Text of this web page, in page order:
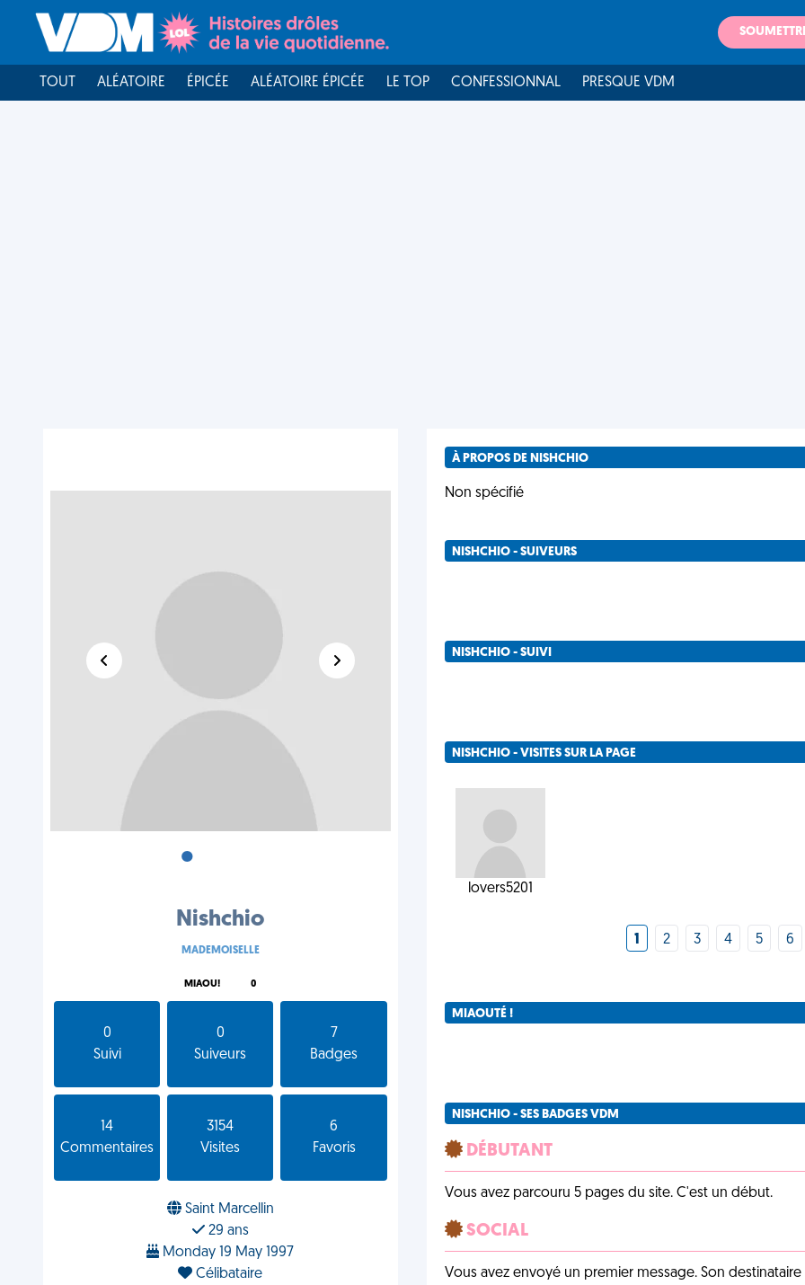
TOUT ALÉATOIRE ÉPICÉE ALÉATOIRE ÉPICÉE LE TOP CONFESSIONNAL PRESQUE VDM
•
Nishchio
MADEMOISELLE
MIAOU! 0
0
Suivi
0
Suiveurs
7
Badges
14
Commentaires
3154
Visites
6
Favoris
Saint Marcellin
29 ans
Monday 19 May 1997
Célibataire
À PROPOS DE NISHCHIO
Non spécifié
NISHCHIO - SUIVEURS
NISHCHIO - SUIVI
NISHCHIO - VISITES SUR LA PAGE
lovers5201
1 2 3 4 5 6
MIAOUTÉ !
NISHCHIO - SES BADGES VDM
DÉBUTANT
Vous avez parcouru 5 pages du site. C'est un début.
SOCIAL
Vous avez envoyé un premier message. Son